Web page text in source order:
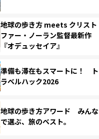
地球の歩き方 meets クリスト
ファー・ノーラン監督最新作
『オデュッセイア』
準備も滞在もスマートに！ ト
ラベルハック2026
地球の歩き方アワード みんな
で選ぶ、旅のベスト。